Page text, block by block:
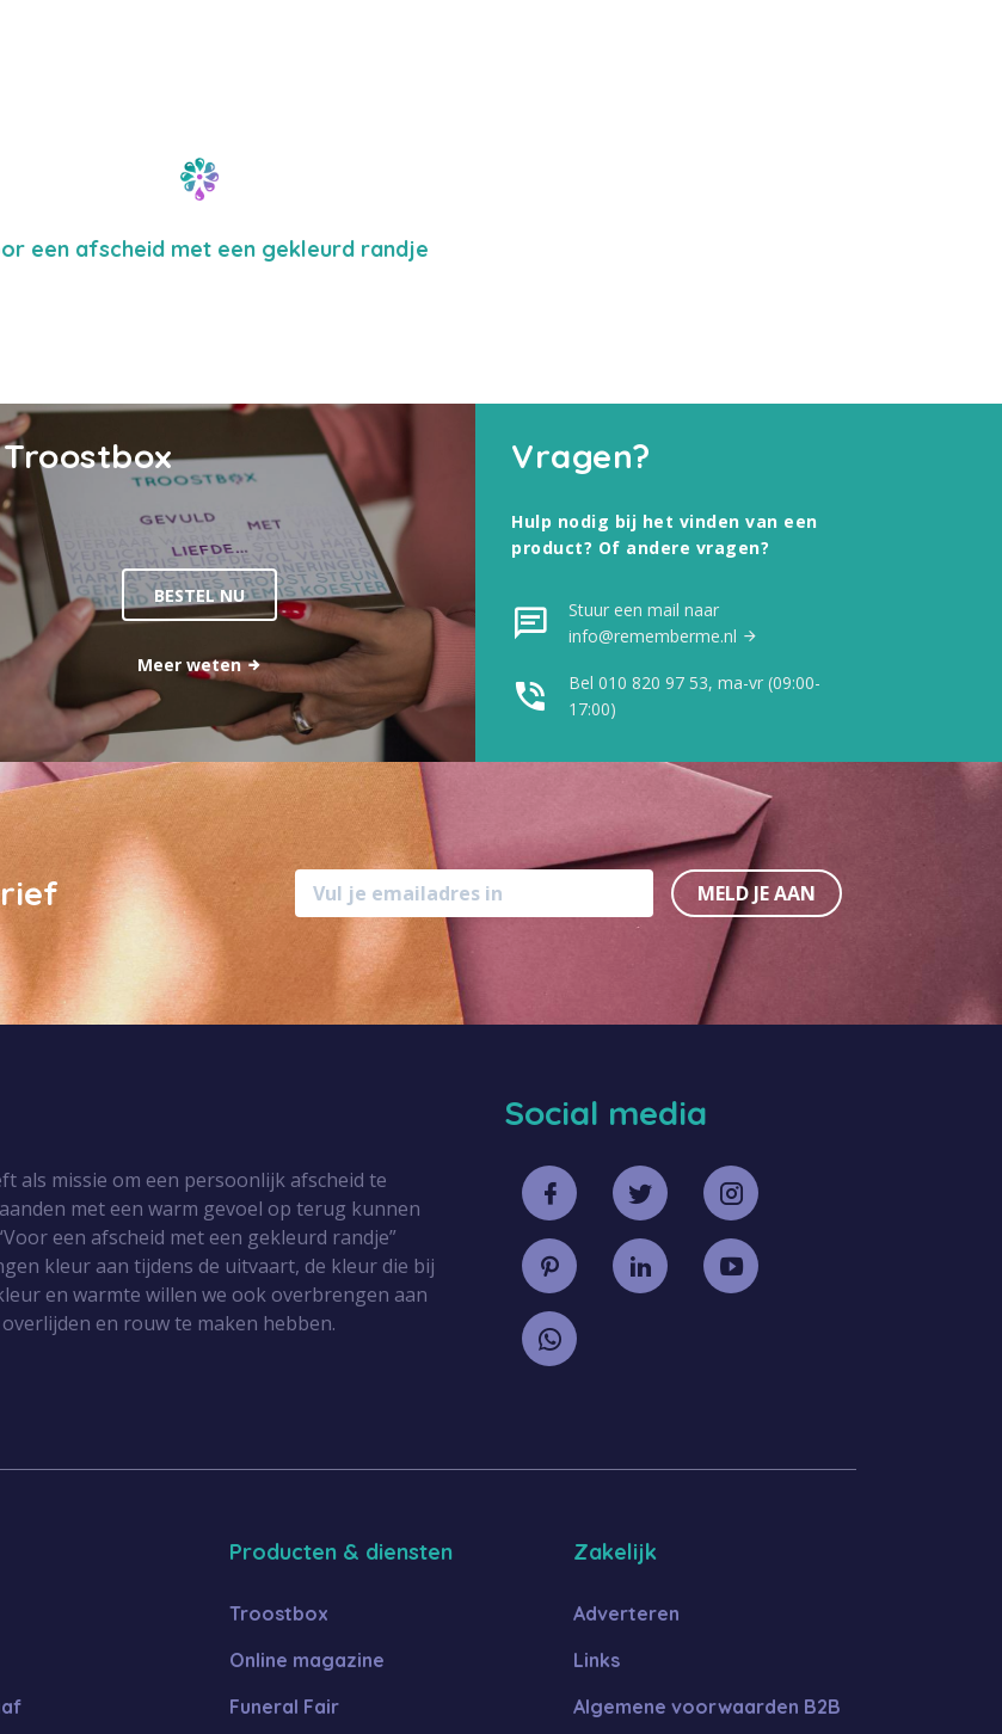
een afscheid met een gekleurd randje
BESTEL NU
Meer weten
Vragen?
Hulp nodig bij het vinden van een
product? Of andere vragen?
Stuur een mail naar
info@rememberme.nl
Bel 010 820 97 53, ma-vr (09:00-
17:00)
MELD JE AAN
als missie om een persoonlijk afscheid te
met een warm gevoel op terug kunnen
een afscheid met een gekleurd randje”
kleur aan tijdens de uitvaart, de kleur die bij
en warmte willen we ook overbrengen aan
en rouw te maken hebben.
Social media
Producten & diensten
Troostbox
Online magazine
Funeral Fair
Zakelijk
Adverteren
Links
Algemene voorwaarden B2B